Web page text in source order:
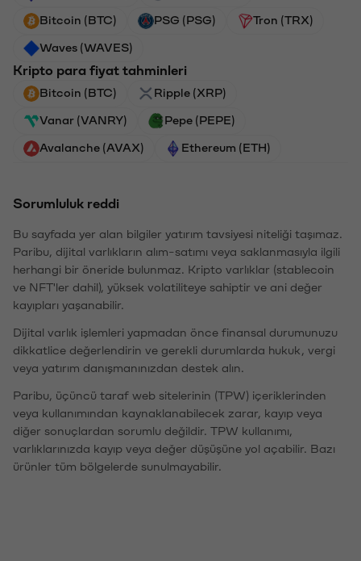
Bitcoin (BTC) PSG (PSG) Tron (TRX)
Waves (WAVES)
Kripto para fiyat tahminleri
Bitcoin (BTC) Ripple (XRP)
Vanar (VANRY) Pepe (PEPE)
Avalanche (AVAX) Ethereum (ETH)
Sorumluluk reddi
Bu sayfada yer alan bilgiler yatırım tavsiyesi niteliği taşımaz.
Paribu, dijital varlıkların alım-satımı veya saklanmasıyla ilgili
herhangi bir öneride bulunmaz. Kripto varlıklar (stablecoin
ve NFT'ler dahil), yüksek volatiliteye sahiptir ve ani değer
kayıpları yaşanabilir.
Dijital varlık işlemleri yapmadan önce finansal durumunuzu
dikkatlice değerlendirin ve gerekli durumlarda hukuk, vergi
veya yatırım danışmanınızdan destek alın.
Paribu, üçüncü taraf web sitelerinin (TPW) içeriklerinden
veya kullanımından kaynaklanabilecek zarar, kayıp veya
diğer sonuçlardan sorumlu değildir. TPW kullanımı,
varlıklarınızda kayıp veya değer düşüşüne yol açabilir. Bazı
ürünler tüm bölgelerde sunulmayabilir.